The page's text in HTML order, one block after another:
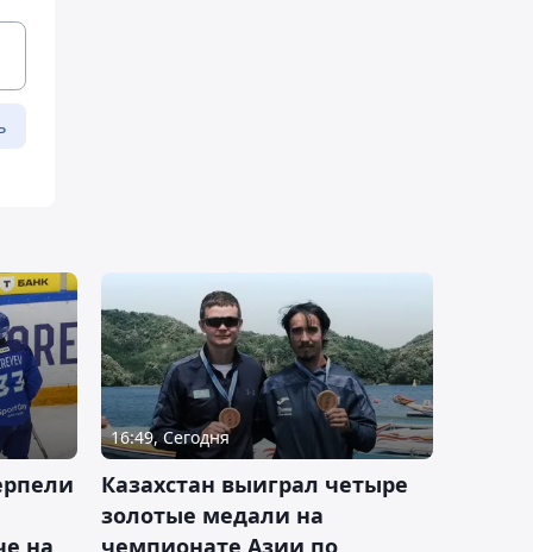
16:49, Сегодня
Казахстан выиграл четыре
золотые медали на